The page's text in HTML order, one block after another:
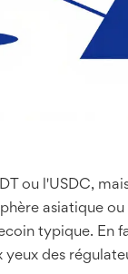
ou l'USDC,
asiatique ou
typique. En
des